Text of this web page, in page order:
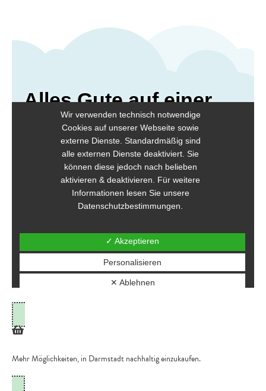
Mehr Möglichkeiten, in Darmstadt nachhaltig einzukaufen.